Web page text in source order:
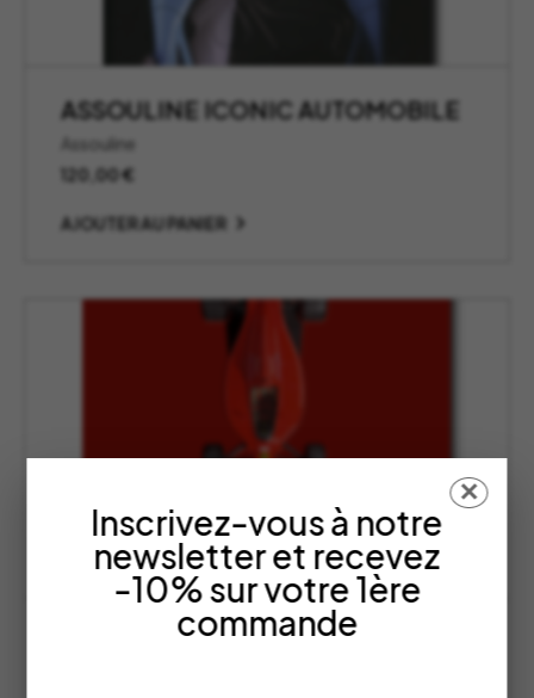
ASSOULINE ICONIC AUTOMOBILE
Assouline
120,00€
AJOUTER AU PANIER
Assouline Impossible Collection
Inscrivez-vous à notre
newsletter et recevez
-10% sur votre 1ère
commande
✕